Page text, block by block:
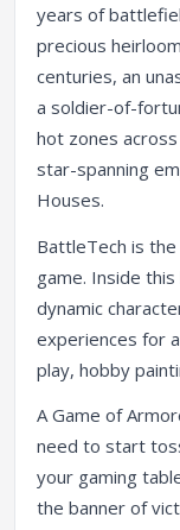
years of
precious
centuries, an
a soldier-of-
hot zones
star-spanning
Houses.
BattleTech is
game. Inside
dynamic
experiences for
play, hobby
A Game of
need to start
your gaming
the banner of